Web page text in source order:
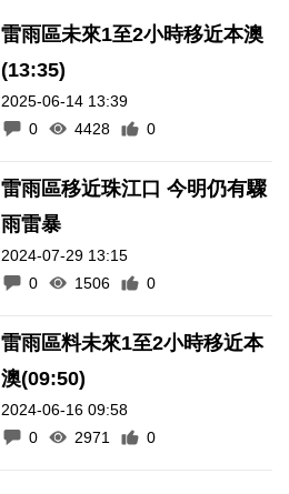
雷雨區未來1至2小時移近本澳
(13:35)
2025-06-14 13:39
0
4428 0
雷雨區移近珠江口 今明仍有驟
雨雷暴
2024-07-29 13:15
0
1506 0
雷雨區料未來1至2小時移近本
澳(09:50)
2024-06-16 09:58
0
2971 0